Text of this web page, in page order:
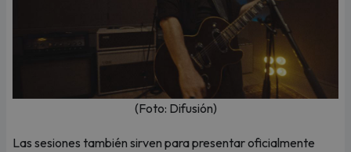
(Foto: Difusión)
Las sesiones también sirven para presentar oficialmente